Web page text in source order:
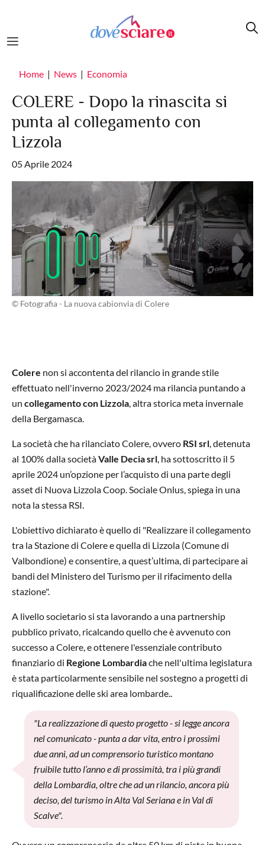
Home News Economia
COLERE - Dopo la rinascita si
punta al collegamento con
Lizzola
05 Aprile 2024
© Fotografia - La nuova cabionvia di Colere
Colere non si accontenta del rilancio in grande stile
effettuato nell'inverno 2023/2024 ma rilancia puntando a
un collegamento con Lizzola , altra storica meta invernale
della Bergamasca.
La società che ha rilanciato Colere, ovvero RSI srl , detenuta
al 100% dalla societàValle Decia srl , ha sottoscritto il 5
aprile 2024 un’opzione per l’acquisto di una parte degli
asset di Nuova Lizzola Coop. Sociale Onlus, spiega in una
nota la stessa RSI.
L'obiettivo dichiarato è quello di "Realizzare il collegamento
tra la Stazione di Colere e quella di Lizzola (Comune di
Valbondione) e consentire, a quest’ultima, di partecipare ai
bandi del Ministero del Turismo per il rifacimento della
stazione".
A livello societario si sta lavorando a una partnership
pubblico privato, ricalcando quello che è avvenuto con
successo a Colere, e ottenere l'essenziale contributo
finanziario di Regione Lombardiache nell'ultima legislatura
è stata particolarmente sensibile nel sostegno a progetti di
riqualificazione delle ski area lombarde..
"La realizzazione di questo progetto - si legge ancora
nel comunicato - punta a dar vita, entro i prossimi
due anni, ad un comprensorio turistico montano
fruibile tutto l’anno e di prossimità, tra i più grandi
della Lombardia, oltre che ad un rilancio, ancora più
deciso, del turismo in Alta Val Seriana e in Val di
Scalve".